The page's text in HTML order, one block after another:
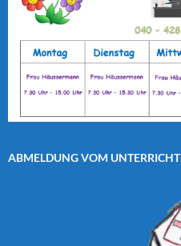
ABMELDUNG VOM UNTERRICHT